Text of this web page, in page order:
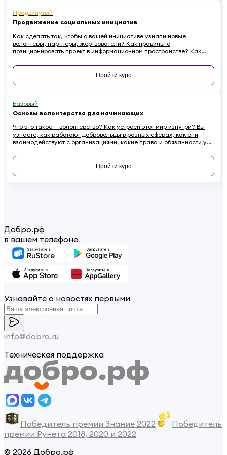
Продвинутый
Продвижение социальных инициатив
Как сделать так, чтобы о вашей инициативе узнали новые
волонтеры, партнеры, жертвователи? Как правильно
позиционировать проект в информационном пространстве? Как
со СМИ? Все это — в новом курсе.
Пройти курс
Базовый
Основы волонтерства для начинающих
Что это такое — волонтерство? Как устроен этот мир изнутри? Вы
узнаете, как работают добровольцы в разных сферах, как они
взаимодействуют с организациями, какие права и обязанности у
распространенных ошибок.
Пройти курс
Добро.рф
в вашем телефоне
Узнавайте о новостях первыми
info@dobro.ru
Техническая поддержка
Победитель премии Знание 2022
Победитель
премии Рунета 2018, 2020 и 2022
© 2026 Добро.рф